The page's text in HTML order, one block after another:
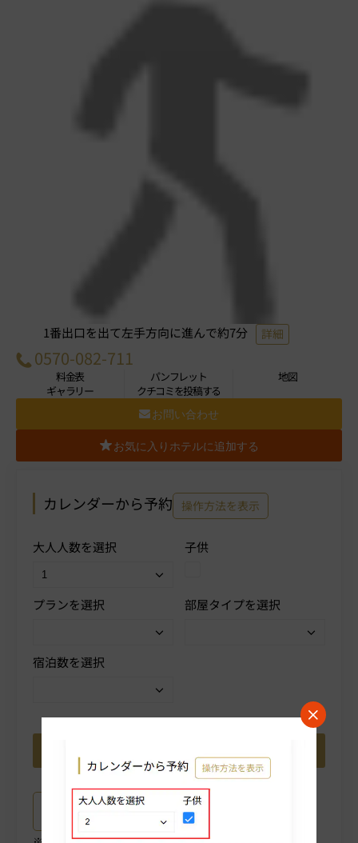
1番出口を出て左手方向に進んで約7分 詳細
0570-082-711
料金表 パンフレット
地図
ギャラリー
クチコミを投稿する
お問い合わせ
お気に入りホテルに追加する
カレンダーから予約 操作方法を表示
大人人数を選択 子供
プランを選択 部屋タイプを選択
宿泊数を選択
プラン詳細はこちら